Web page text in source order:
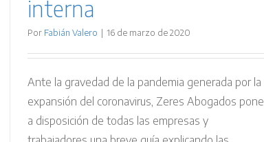
interna
Por Fabián Valero | 16 de marzo de 2020
Ante la gravedad de la pandemia generada por la
expansión del coronavirus, Zeres Abogados pone
a disposición de todas las empresas y